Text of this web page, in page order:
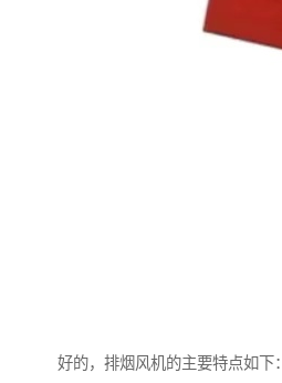
好的，排烟风机的主要特点如下：